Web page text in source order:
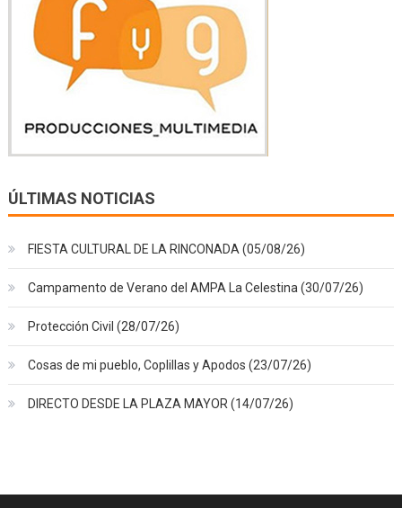
ÚLTIMAS NOTICIAS
FIESTA CULTURAL DE LA RINCONADA (05/08/26)
Campamento de Verano del AMPA La Celestina (30/07/26)
Protección Civil (28/07/26)
Cosas de mi pueblo, Coplillas y Apodos (23/07/26)
DIRECTO DESDE LA PLAZA MAYOR (14/07/26)